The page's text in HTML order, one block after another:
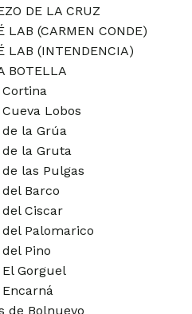
DE LA CRUZ
LAB (CARMEN CONDE)
LAB (INTENDENCIA)
BOTELLA
Cortina
Lobos
de la Grúa
de la Gruta
las Pulgas
Barco
Ciscar
del Palomarico
Pino
Gorguel
de Bolnuevo